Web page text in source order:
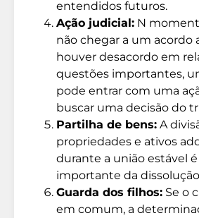
entendidos futuros.
Ação judicial: N
não chegar a um acordo
houver desacordo em
questões importantes,
pode entrar com uma
buscar uma decisão do
Partilha de bens: A
propriedades e ativos
durante a união estável
importante da
Guarda dos filhos: Se o
em comum, a